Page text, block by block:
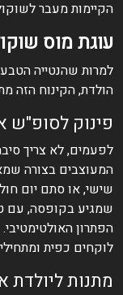
הקיימות מעבר
עוגת מוס
למרות שהנטייה
הולדת, הקינוח הזה
פינוק לסופ"ש
לפעמים, לא צריך
המעוצבים בצורה
שישי, או סתם יום
שמגיע בקופסה, עם
הפתרון
לוקחים כפית
מתנות